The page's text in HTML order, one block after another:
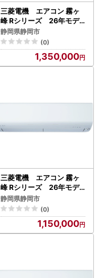
三菱電機 エアコン 霧ヶ
峰 Rシリーズ 26年モデ
ル MSZ-R7126S-W （2
3畳用/200V/ピュアホワ
イト） 【標準設置工事付
】【配送不可：沖縄・離島
】
静岡県静岡市
(0)
1,350,000
三菱電機 エアコン 霧ヶ
峰 Rシリーズ 26年モデ
ル MSZ-R4026S-W （1
4畳用/200V/ピュアホワ
イト） 【標準設置工事付
】【配送不可：沖縄・離島
】
静岡県静岡市
(0)
1,150,000